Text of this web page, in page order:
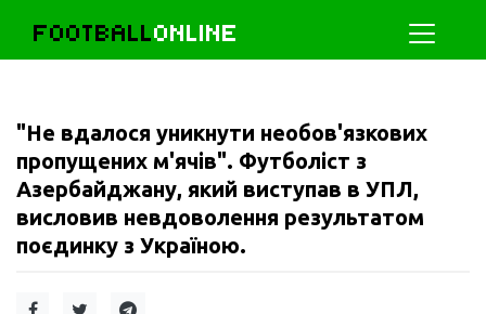
FOOTBALLONLINE
"Не вдалося уникнути необов'язкових
пропущених м'ячів". Футболіст з
Азербайджану, який виступав в УПЛ,
висловив невдоволення результатом
поєдинку з Україною.